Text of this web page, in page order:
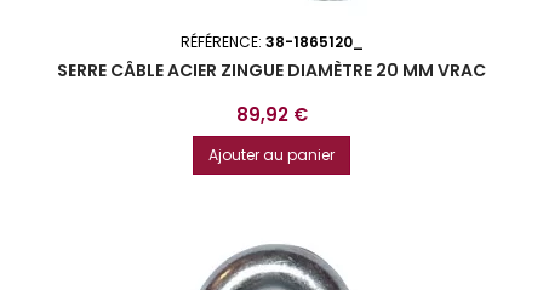
RÉFÉRENCE: 38-1865120_
SERRE CÂBLE ACIER ZINGUE DIAMÈTRE 20 MM VRAC
Prix
89,92 €
Ajouter au panier